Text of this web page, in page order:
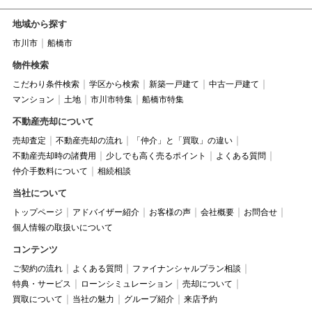
地域から探す
市川市 船橋市
物件検索
こだわり条件検索 学区から検索 新築一戸建て
中古一戸建て
マンション
土地 市川市特集 船橋市特集
不動産売却について
売却査定 不動産売却の流れ
「仲介」と「買取」の違い
不動産売却時の諸費用
少しでも高く売るポイント
よくある質問
仲介手数料について
相続相談
当社について
トップページ アドバイザー紹介 お客様の声 会社概要
お問合せ
個人情報の取扱いについて
コンテンツ
ご契約の流れ よくある質問
ファイナンシャルプラン相談
特典・サービス
ローンシミュレーション
売却について
買取について
当社の魅力 グループ紹介 来店予約